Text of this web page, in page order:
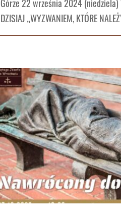
Górze 22 września 2024 (niedziela)
DZISIAJ „WYZWANIEM, KTÓRE